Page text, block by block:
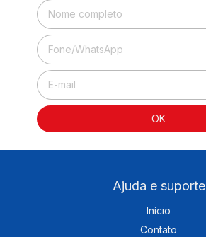
Ajuda e suporte
Início
Contato